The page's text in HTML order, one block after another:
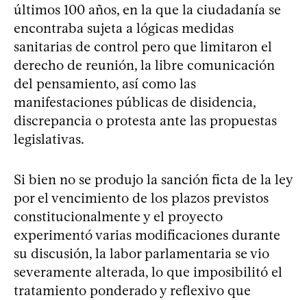
últimos 100 años, en la que la ciudadanía se
encontraba sujeta a lógicas medidas
sanitarias de control pero que limitaron el
derecho de reunión, la libre comunicación
del pensamiento, así como las
manifestaciones públicas de disidencia,
discrepancia o protesta ante las propuestas
legislativas.
Si bien no se produjo la sanción ficta de la ley
por el vencimiento de los plazos previstos
constitucionalmente y el proyecto
experimentó varias modificaciones durante
su discusión, la labor parlamentaria se vio
severamente alterada, lo que imposibilitó el
tratamiento ponderado y reflexivo que